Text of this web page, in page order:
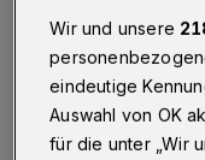
2022) ein weiterer
17.06.2022 , 12:00
Wir und unsere
eindeutige
Auswahl von OK
für die unter „Wir